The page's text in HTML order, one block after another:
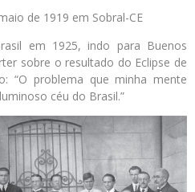
de 1919 em Sobral-CE
em 1925, indo para Buenos
sobre o resultado do Eclipse de
“O problema que minha mente
céu do Brasil.”